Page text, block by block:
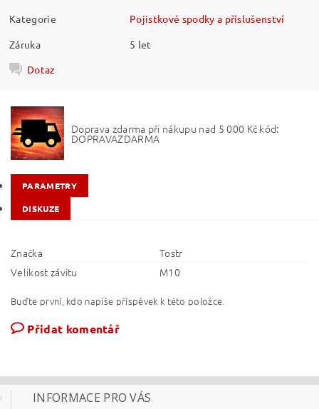
Kategorie
Pojistkové spodky a příslušenství
Záruka
5 let
Dotaz
Doprava zdarma při nákupu nad 5 000 Kč kód:
DOPRAVAZDARMA
PARAMETRY
DISKUZE
Značka
Tostr
Velikost závitu
M10
Buďte první, kdo napíše příspěvek k této položce.
Přidat komentář
INFORMACE PRO VÁS